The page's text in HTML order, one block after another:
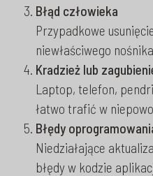
Błąd człowieka
Przypadkowe
niewłaściwego
Kradzież lub
Laptop, telefon,
łatwo trafić w
Błędy
Niedziałające
błędy w kodzie